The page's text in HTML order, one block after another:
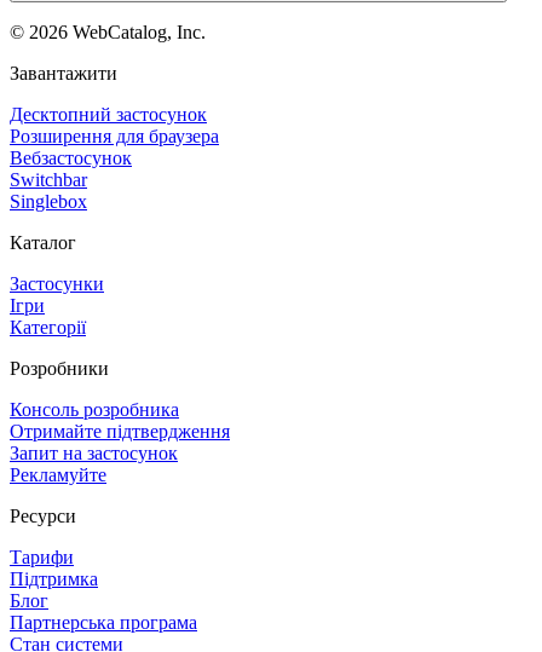
© 2026 WebCatalog, Inc.
Завантажити
Десктопний застосунок
Розширення для браузера
Вебзастосунок
Switchbar
Singlebox
Каталог
Застосунки
Ігри
Категорії
Розробники
Консоль розробника
Отримайте підтвердження
Запит на застосунок
Рекламуйте
Ресурси
Тарифи
Підтримка
Блог
Партнерська програма
Стан системи